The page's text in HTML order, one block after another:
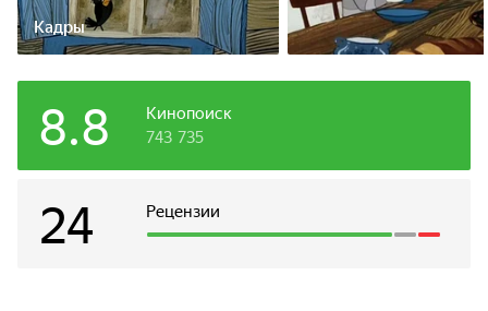
Кадры
Кинопоиск
8.8 743 735
Рецензии
24